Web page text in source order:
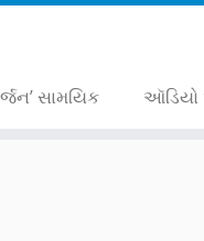
સામયિક ઑડિયો